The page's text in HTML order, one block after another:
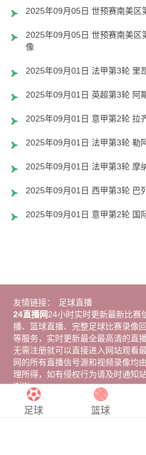
2025年09月05日 世预赛南美区
2025年09月05日 世预赛南美区
像
2025年09月01日 法甲第3轮 里
2025年09月01日 英超第3轮 阿
2025年09月01日 意甲第2轮 拉
2025年09月01日 法甲第3轮 勒
2025年09月01日 法甲第3轮 摩
2025年09月01日 西甲第3轮 巴
2025年09月01日 意甲第2轮 国
友情链接：
足球直播
24直播网24小时实时更新最新比赛
播、篮球直播、完整足球比赛录像
等服务，实时更新最全最高清的直
无需注册就可以直接进入网站观看
网的所有直播信号源和视频录像均
理所得，如有侵权行为请及时通知
谢谢。
Copyright © 2024
24直播网 . All
地图足球 篮球